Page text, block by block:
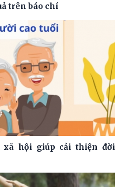
trên báo chí
xã hội giúp cải thiện đời